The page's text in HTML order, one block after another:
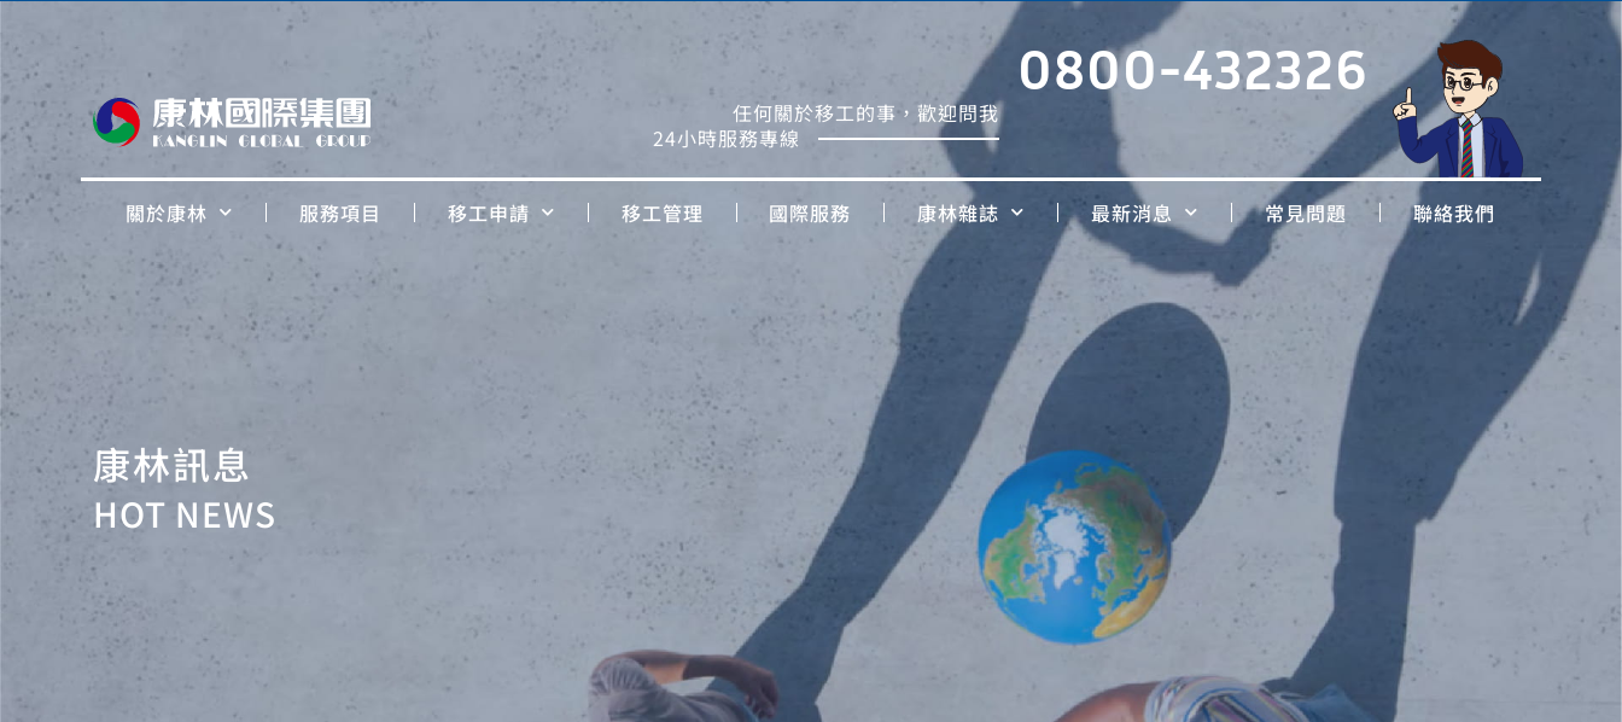
任何關於移工的事，歡迎問我
24小時服務專線
0800-432326
關於康林 服務項目 移工申請 移工管理 國際服務 康林雜誌 最新消息 常見問題 聯絡我們
康林訊息
HOT NEWS